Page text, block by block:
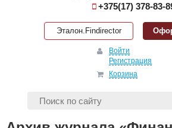
+375(17) 378-83-
Эталон.Findirector
Войти
Регистрация
Корзина